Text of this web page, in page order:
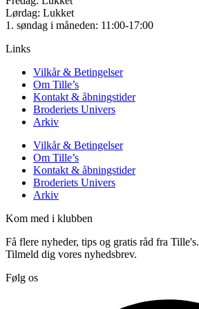
Lørdag: Lukket
1. søndag i måneden: 11:00-17:00
Links
Vilkår & Betingelser
Om Tille’s
Kontakt & åbningstider
Broderiets Univers
Arkiv
Vilkår & Betingelser
Om Tille’s
Kontakt & åbningstider
Broderiets Univers
Arkiv
Kom med i klubben
Få flere nyheder, tips og gratis råd fra Tille's.
Tilmeld dig vores nyhedsbrev.
Følg os